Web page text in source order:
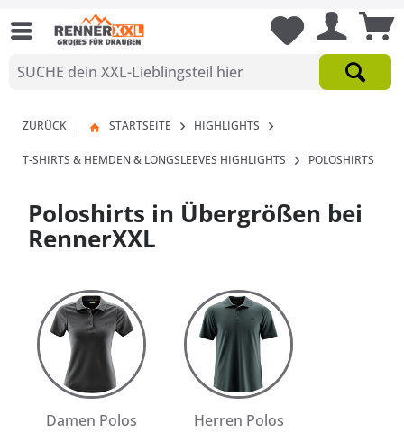
ZURÜCK | STARTSEITE HIGHLIGHTS
T-SHIRTS & HEMDEN & LONGSLEEVES HIGHLIGHTS POLOSHIRTS
Poloshirts in Übergrößen bei
RennerXXL
Damen Polos Herren Polos